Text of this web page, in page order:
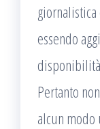
essendo
Pertanto
alcun